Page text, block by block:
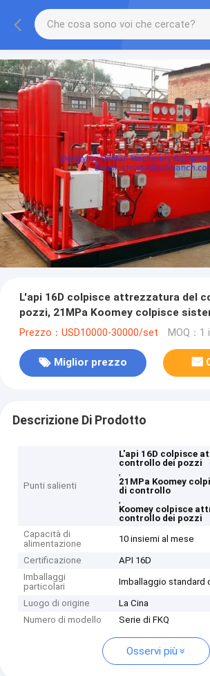
L'api 16D colpisce attrezzatura del
pozzi, 21MPa Koomey colpisce
Prezzo：USD10000-30000/set MOQ：1
Miglior prezzo
Descrizione Di Prodotto
Punti salienti
L'api 16D colpisce
controllo dei pozzi
,
21MPa Koomey
di controllo
,
Koomey colpisce
controllo dei pozzi
Capacità di
alimentazione
10 insiemi al mese
Certificazione
API 16D
Imballaggi
particolari
Imballaggio standard
Luogo di origine
La Cina
Numero di modello
Serie di FKQ
Osservi più